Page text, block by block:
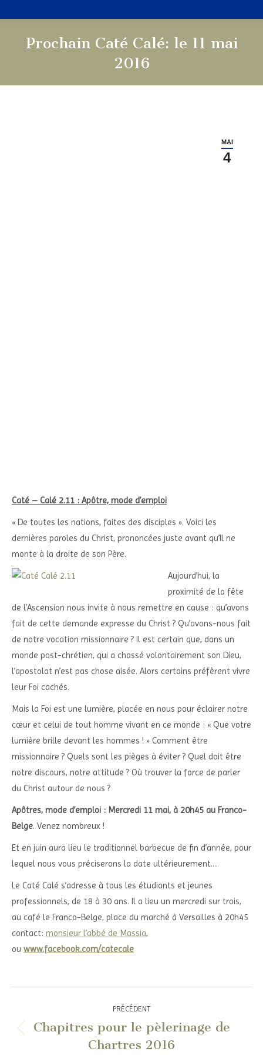
Prochain Caté Calé: le 11 mai
2016
MAI
4
Caté – Calé 2.11 : Apôtre, mode d’emploi
« De toutes les nations, faites des disciples ». Voici les
dernières paroles du Christ, prononcées juste avant qu’Il ne
monte à la droite de son Père.
Aujourd’hui, la
proximité de la fête
de l’Ascension nous invite à nous remettre en cause : qu’avons
fait de cette demande expresse du Christ ? Qu’avons-nous fait
de notre vocation missionnaire ? Il est certain que, dans un
monde post-chrétien, qui a chassé volontairement son Dieu,
l’apostolat n’est pas chose aisée. Alors certains préfèrent vivre
leur Foi cachés.
Mais la Foi est une lumière, placée en nous pour éclairer notre
cœur et celui de tout homme vivant en ce monde : « Que votre
lumière brille devant les hommes ! » Comment être
missionnaire ? Quels sont les pièges à éviter ? Quel doit être
notre discours, notre attitude ? Où trouver la force de parler
du Christ autour de nous ?
Apôtres, mode d’emploi : Mercredi 11 mai, à 20h45 au Franco-
Belge. Venez nombreux !
Et en juin aura lieu le traditionnel barbecue de fin d’année, pour
lequel nous vous préciserons la date ultérieurement….
Le Caté Calé s’adresse à tous les étudiants et jeunes
professionnels, de 18 à 30 ans. Il a lieu un mercredi sur trois,
au café le Franco-Belge, place du marché à Versailles à 20h45
contact: monsieur l’abbé de Massia,
ou www.facebook.com/catecale
Navigation
article
PRÉCÉDENT
Article
précédent
Chapitres pour le pèlerinage de
Chartres 2016